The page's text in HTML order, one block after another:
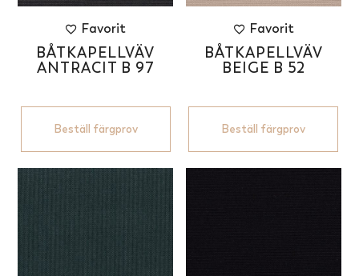
Favorit
BÅTKAPELLVÄV
ANTRACIT B 97
Beställ färgprov
Favorit
BÅTKAPELLVÄV
BEIGE B 52
Beställ färgprov